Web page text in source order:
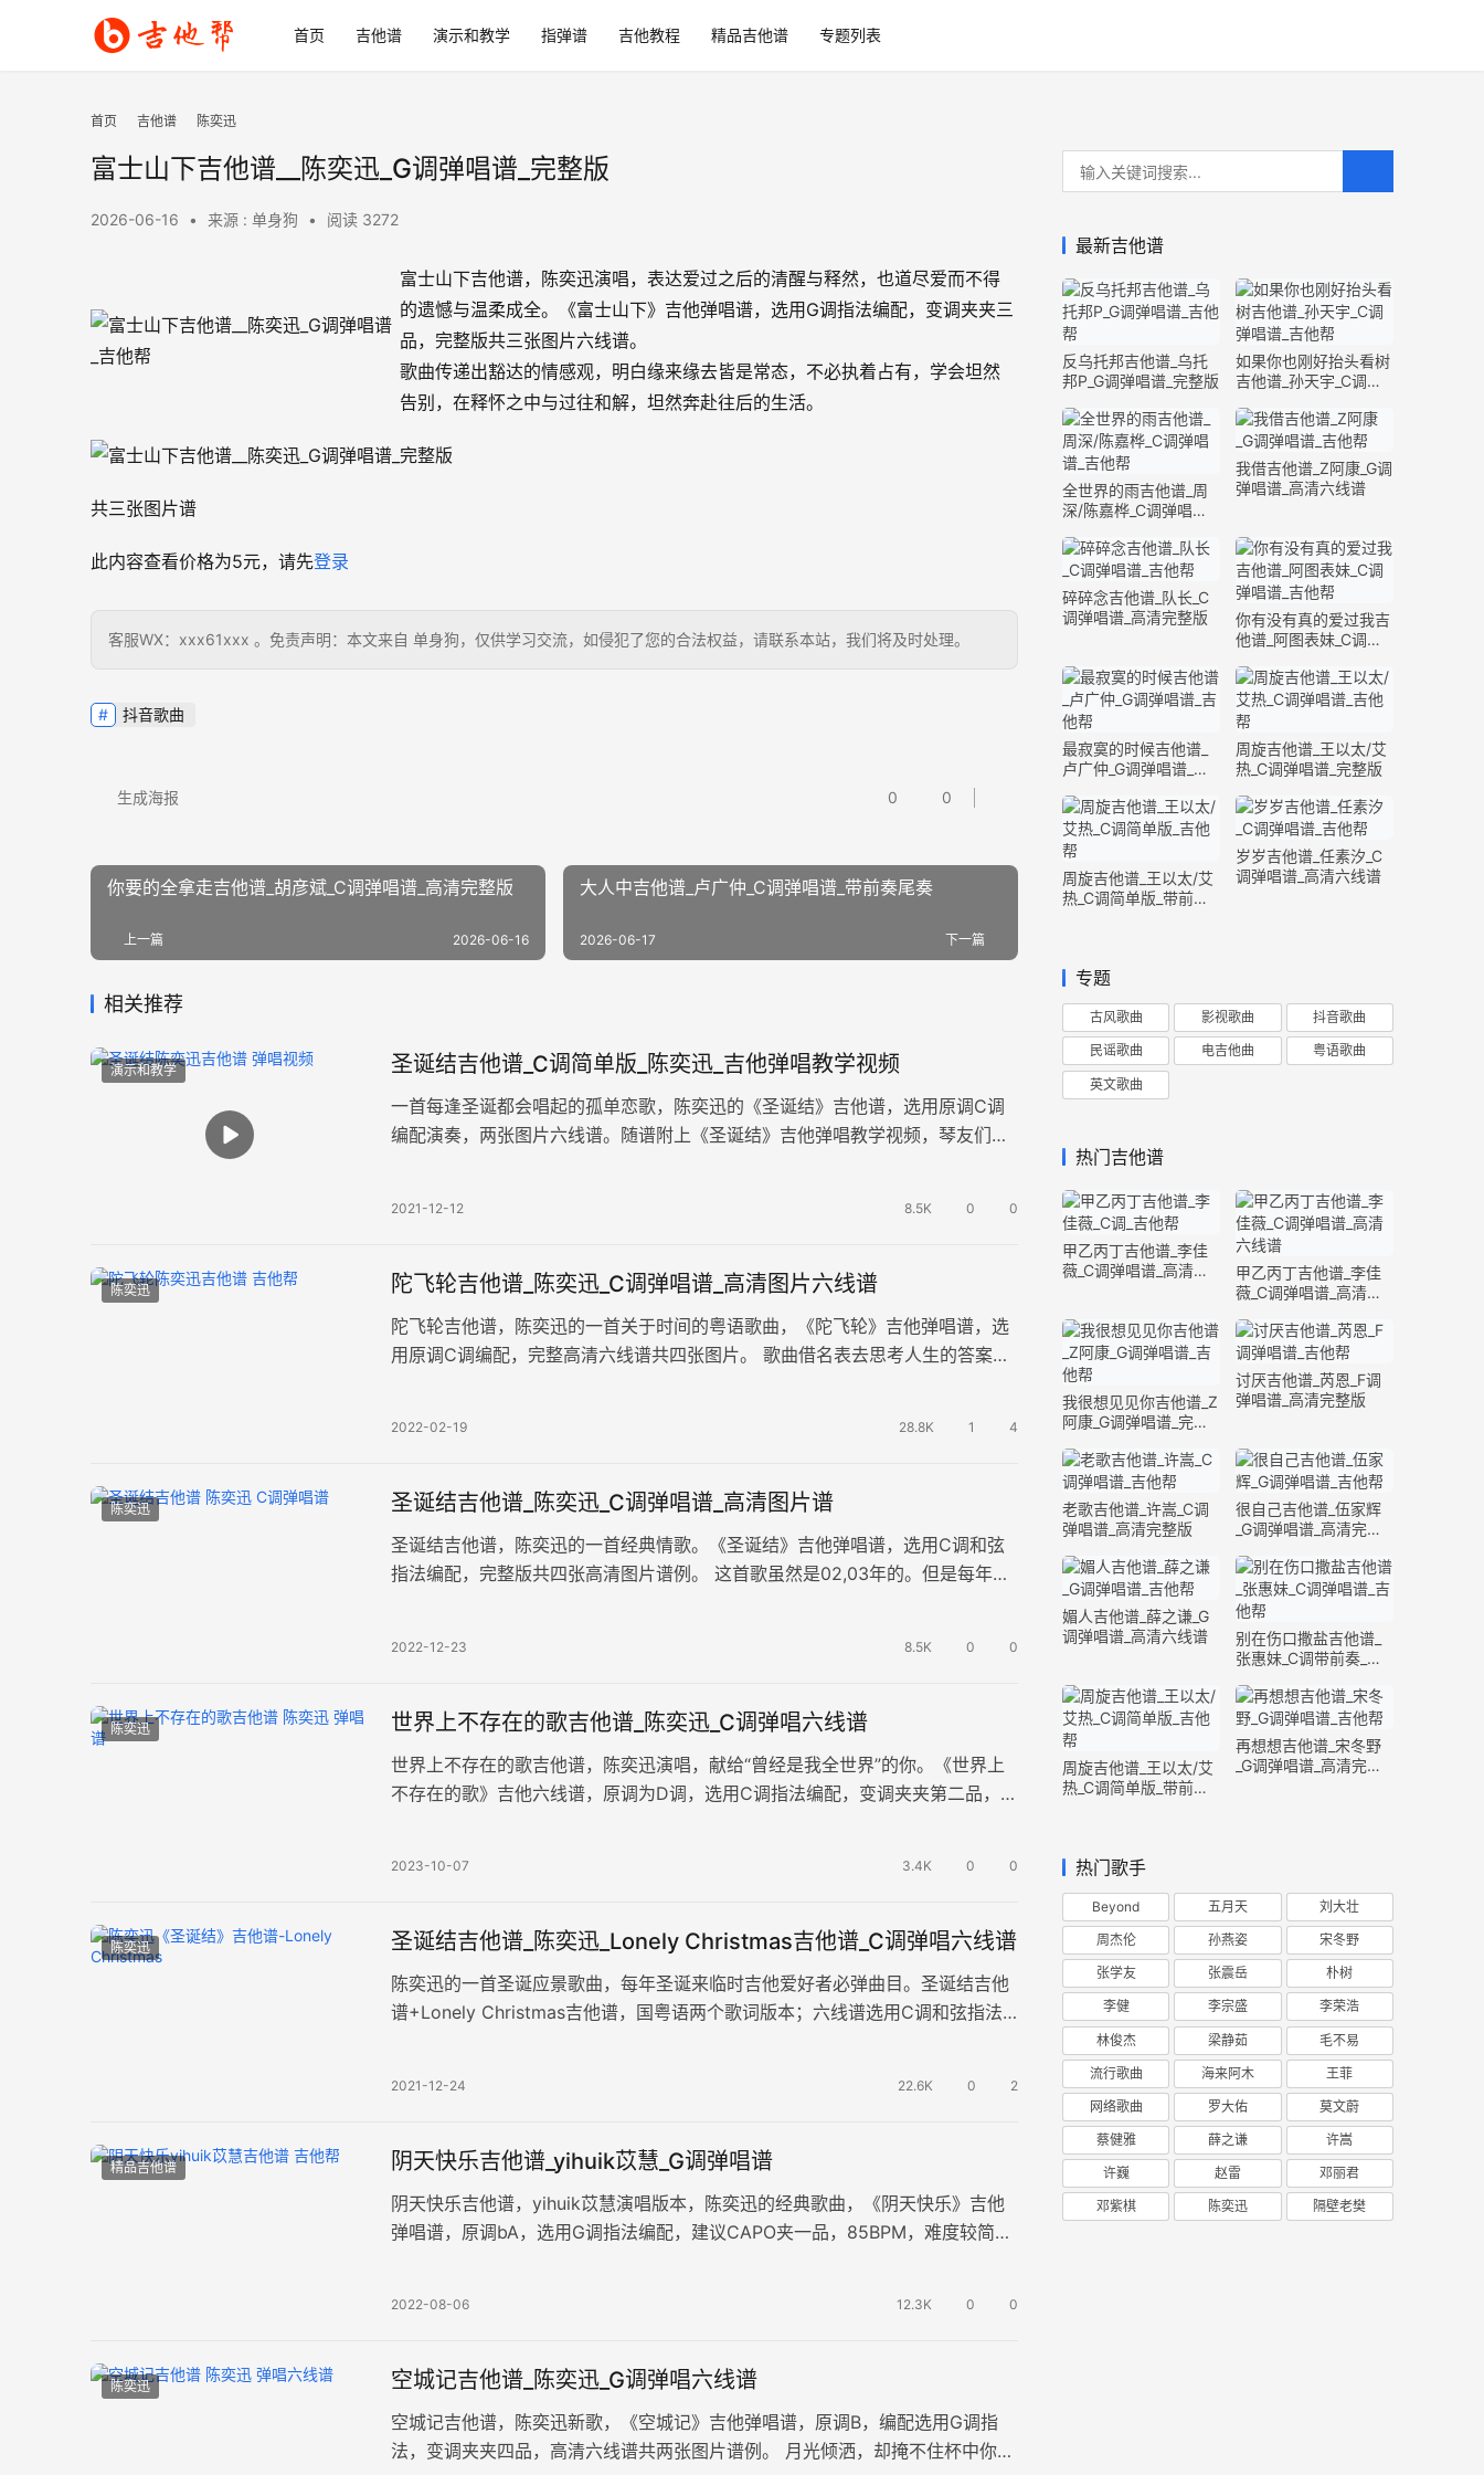
首页 吉他谱 演示和教学 指弹谱 吉他教程 精品吉他谱 专题列表
首页 吉他谱 陈奕迅
富士山下吉他谱__陈奕迅_G调弹唱谱_完整版
2026-06-16 • 来源 : 单身狗 • 阅读 3272
富士山下吉他谱，陈奕迅演唱，表达爱过之后的清醒与释然，也道尽爱而不得
的遗憾与温柔成全。《富士山下》吉他弹唱谱，选用G调指法编配，变调夹夹三
品，完整版共三张图片六线谱。
歌曲传递出豁达的情感观，明白缘来缘去皆是常态，不必执着占有，学会坦然
告别，在释怀之中与过往和解，坦然奔赴往后的生活。
共三张图片谱
此内容查看价格为5元，请先登录
客服WX：xxx61xxx 。免责声明：本文来自 单身狗，仅供学习交流，如侵犯了您的合法权益，请联系本站，我们将及时处理。
抖音歌曲
0 0
生成海报
你要的全拿走吉他谱_胡彦斌_C调弹唱谱_高清完整版
上一篇 2026-06-16
大人中吉他谱_卢广仲_C调弹唱谱_带前奏尾奏
下一篇
2026-06-17
相关推荐
演示和教学 圣诞结吉他谱_C调简单版_陈奕迅_吉他弹唱教学视频
一首每逢圣诞都会唱起的孤单恋歌，陈奕迅的《圣诞结》吉他谱，选用原调C调
编配演奏，两张图片六线谱。随谱附上《圣诞结》吉他弹唱教学视频，琴友们跟
2021-12-12 8.5K 0 0
陈奕迅 陀飞轮吉他谱_陈奕迅_C调弹唱谱_高清图片六线谱
陀飞轮吉他谱，陈奕迅的一首关于时间的粤语歌曲，《陀飞轮》吉他弹唱谱，选
用原调C调编配，完整高清六线谱共四张图片。 歌曲借名表去思考人生的答案，
2022-02-19 28.8K 1 4
陈奕迅 圣诞结吉他谱_陈奕迅_C调弹唱谱_高清图片谱
圣诞结吉他谱，陈奕迅的一首经典情歌。《圣诞结》吉他弹唱谱，选用C调和弦
指法编配，完整版共四张高清图片谱例。 这首歌虽然是02,03年的。但是每年一
2022-12-23 8.5K 0 0
陈奕迅 世界上不存在的歌吉他谱_陈奕迅_C调弹唱六线谱
世界上不存在的歌吉他谱，陈奕迅演唱，献给“曾经是我全世界”的你。《世界上
不存在的歌》吉他六线谱，原调为D调，选用C调指法编配，变调夹夹第二品，完
2023-10-07 3.4K 0 0
陈奕迅 圣诞结吉他谱_陈奕迅_Lonely Christmas吉他谱_C调弹唱六线谱
陈奕迅的一首圣诞应景歌曲，每年圣诞来临时吉他爱好者必弹曲目。圣诞结吉他
谱+Lonely Christmas吉他谱，国粤语两个歌词版本；六线谱选用C调和弦指法
2021-12-24 22.6K 0 2
精品吉他谱 阴天快乐吉他谱_yihuik苡慧_G调弹唱谱
阴天快乐吉他谱，yihuik苡慧演唱版本，陈奕迅的经典歌曲，《阴天快乐》吉他
弹唱谱，原调bA，选用G调指法编配，建议CAPO夹一品，85BPM，难度较简单
2022-08-06 12.3K 0 0
陈奕迅 空城记吉他谱_陈奕迅_G调弹唱六线谱
空城记吉他谱，陈奕迅新歌，《空城记》吉他弹唱谱，原调B，编配选用G调指
法，变调夹夹四品，高清六线谱共两张图片谱例。 月光倾洒，却掩不住杯中你的
最新吉他谱
反乌托邦吉他谱_乌托
邦P_G调弹唱谱_完整版
如果你也刚好抬头看树
吉他谱_孙天宇_C调弹
全世界的雨吉他谱_周
深/陈嘉桦_C调弹唱谱_
我借吉他谱_Z阿康_G调
弹唱谱_高清六线谱
碎碎念吉他谱_队长_C
调弹唱谱_高清完整版
你有没有真的爱过我吉
他谱_阿图表妹_C调弹
最寂寞的时候吉他谱_
卢广仲_G调弹唱谱_高
周旋吉他谱_王以太/艾
热_C调弹唱谱_完整版
周旋吉他谱_王以太/艾
热_C调简单版_带前奏
岁岁吉他谱_任素汐_C
调弹唱谱_高清六线谱
专题
古风歌曲 影视歌曲 抖音歌曲
民谣歌曲 电吉他曲 粤语歌曲
英文歌曲
热门吉他谱
甲乙丙丁吉他谱_李佳
薇_C调弹唱谱_高清六
甲乙丙丁吉他谱_李佳
薇_C调弹唱谱_高清六
我很想见见你吉他谱_Z
阿康_G调弹唱谱_完整
讨厌吉他谱_芮恩_F调
弹唱谱_高清完整版
老歌吉他谱_许嵩_C调
弹唱谱_高清完整版
很自己吉他谱_伍家辉
_G调弹唱谱_高清完整
媚人吉他谱_薛之谦_G
调弹唱谱_高清六线谱
别在伤口撒盐吉他谱_
张惠妹_C调带前奏_完
周旋吉他谱_王以太/艾
热_C调简单版_带前奏
再想想吉他谱_宋冬野
_G调弹唱谱_高清完整
热门歌手
Beyond 五月天 刘大壮
周杰伦 孙燕姿 宋冬野
张学友 张震岳 朴树
李健 李宗盛 李荣浩
林俊杰 梁静茹 毛不易
流行歌曲 海来阿木 王菲
网络歌曲 罗大佑 莫文蔚
蔡健雅 薛之谦 许嵩
许巍 赵雷 邓丽君
邓紫棋 陈奕迅 隔壁老樊